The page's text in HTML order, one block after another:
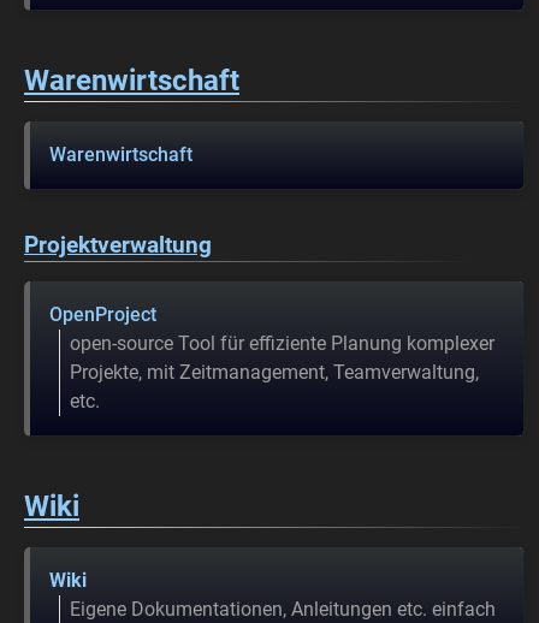
Warenwirtschaft
Warenwirtschaft
Projektverwaltung
OpenProject
open-source Tool für effiziente Planung komplexer
Projekte, mit Zeitmanagement, Teamverwaltung,
etc.
Wiki
Wiki
Eigene Dokumentationen, Anleitungen etc. einfach